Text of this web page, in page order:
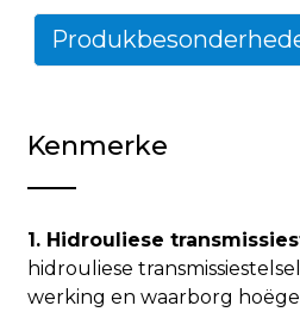
Kenmerke
1. Hidrouliese
hidrouliese
werking en waarborg